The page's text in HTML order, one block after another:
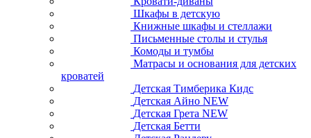
Шкафы в детскую
Книжные шкафы и стеллажи
Письменные столы и стулья
Комоды и тумбы
Матрасы и основания для детских
кроватей
Детская Тимберика Кидс
Детская Айно NEW
Детская Грета NEW
Детская Бетти